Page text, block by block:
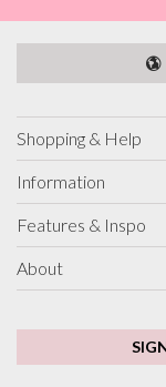
Shopping & Help
Information
Features & Inspo
About